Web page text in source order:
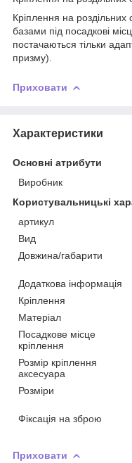
Кріплення на
базами під посадкові
постачаються тільки
призму).
Приховати
Характеристики
Основні атрибути
Виробник
Користувальницькі
артикул
Вид
Довжина/габарити
Додаткова інформація
Кріплення
Матеріал
Посадкове місце
кріплення
Розмір кріплення
аксесуара
Розміри
Фіксація на зброю
Приховати